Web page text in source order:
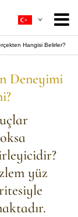
+
Hangisi Belirler?
Deneyimi
yüz